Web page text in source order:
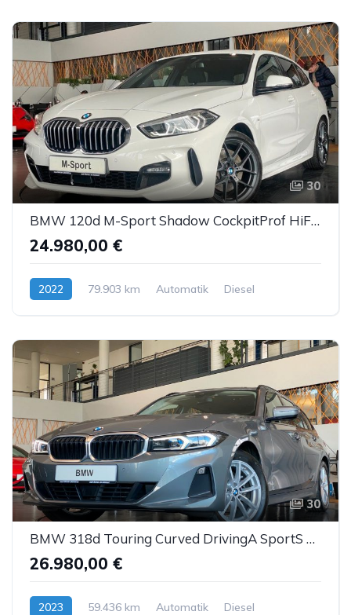
30
BMW 120d M-Sport Shadow CockpitProf HiFi Sitzhzg AHK
24.980,00 €
2022 79.903 km Automatik Diesel
30
BMW 318d Touring Curved DrivingA SportS Kam LED ACC
26.980,00 €
2023 59.436 km Automatik Diesel